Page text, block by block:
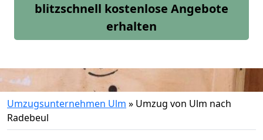
blitzschnell kostenlose Angebote
erhalten
Umzugsunternehmen Ulm » Umzug von Ulm nach
Radebeul